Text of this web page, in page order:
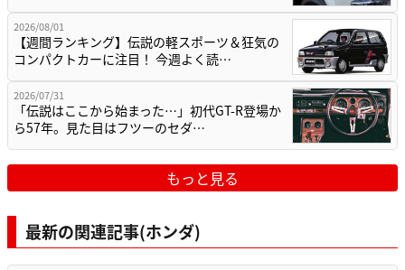
2026/08/01
【週間ランキング】伝説の軽スポーツ＆狂気の
コンパクトカーに注目！ 今週よく読…
2026/07/31
「伝説はここから始まった…」初代GT-R登場か
ら57年。見た目はフツーのセダ…
もっと見る
最新の関連記事(ホンダ)